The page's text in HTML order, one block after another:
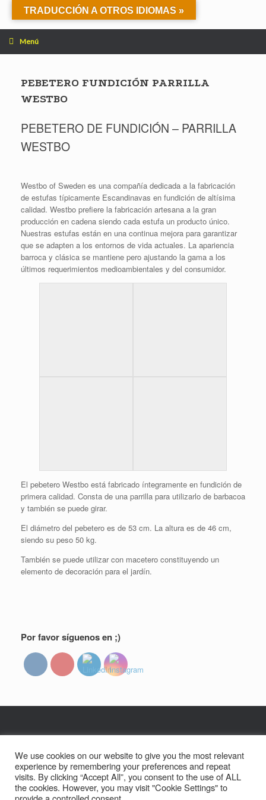
contenido
Menú
PEBETERO FUNDICIÓN PARRILLA
WESTBO
PEBETERO DE FUNDICIÓN – PARRILLA
WESTBO
Westbo of Sweden es una compañía dedicada a la fabricación
de estufas típicamente Escandinavas en fundición de altísima
calidad. Westbo prefiere la fabricación artesana a la gran
producción en cadena siendo cada estufa un producto único.
Nuestras estufas están en una continua mejora para garantizar
que se adapten a los entornos de vida actuales. La apariencia
barroca y clásica se mantiene pero ajustando la gama a los
últimos requerimientos medioambientales y del consumidor.
El pebetero Westbo está fabricado íntegramente en fundición de
primera calidad. Consta de una parrilla para utilizarlo de barbacoa
y también se puede girar.
El diámetro del pebetero es de 53 cm. La altura es de 46 cm,
siendo su peso 50 kg.
También se puede utilizar con macetero constituyendo un
elemento de decoración para el jardín.
Por favor síguenos en ;)
We use cookies on our website to give you the most relevant
experience by remembering your preferences and repeat
visits. By clicking “Accept All”, you consent to the use of ALL
the cookies. However, you may visit "Cookie Settings" to
TRADUCCIÓN A OTROS IDIOMAS »
Social media & sharing icons powered byUltimatelySocial
Statcounter code invalid. Insert a fresh copy.